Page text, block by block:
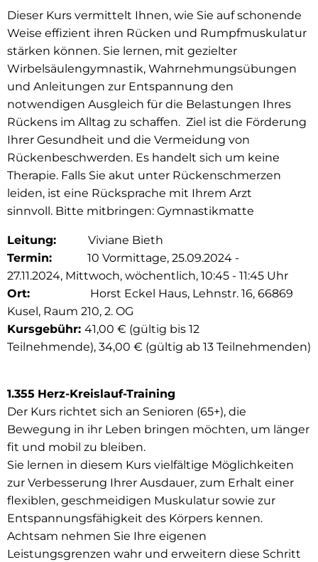
Dieser Kurs vermittelt Ihnen, wie Sie auf schonende
Weise effizient ihren Rücken und Rumpfmuskulatur
stärken können. Sie lernen, mit gezielter
Wirbelsäulengymnastik, Wahrnehmungsübungen
und Anleitungen zur Entspannung den
notwendigen Ausgleich für die Belastungen Ihres
Rückens im Alltag zu schaffen. Ziel ist die Förderung
Ihrer Gesundheit und die Vermeidung von
Rückenbeschwerden. Es handelt sich um keine
Therapie. Falls Sie akut unter Rückenschmerzen
leiden, ist eine Rücksprache mit Ihrem Arzt
sinnvoll. Bitte mitbringen: Gymnastikmatte
Leitung: Viviane Bieth
Termin: 10 Vormittage, 25.09.2024 -
27.11.2024, Mittwoch, wöchentlich, 10:45 - 11:45 Uhr
Ort: Horst Eckel Haus, Lehnstr. 16, 66869
Kusel, Raum 210, 2. OG
Kursgebühr: 41,00 € (gültig bis 12
Teilnehmende), 34,00 € (gültig ab 13 Teilnehmenden)
1.355 Herz-Kreislauf-Training
Der Kurs richtet sich an Senioren (65+), die
Bewegung in ihr Leben bringen möchten, um länger
fit und mobil zu bleiben.
Sie lernen in diesem Kurs vielfältige Möglichkeiten
zur Verbesserung Ihrer Ausdauer, zum Erhalt einer
flexiblen, geschmeidigen Muskulatur sowie zur
Entspannungsfähigkeit des Körpers kennen.
Achtsam nehmen Sie Ihre eigenen
Leistungsgrenzen wahr und erweitern diese Schritt